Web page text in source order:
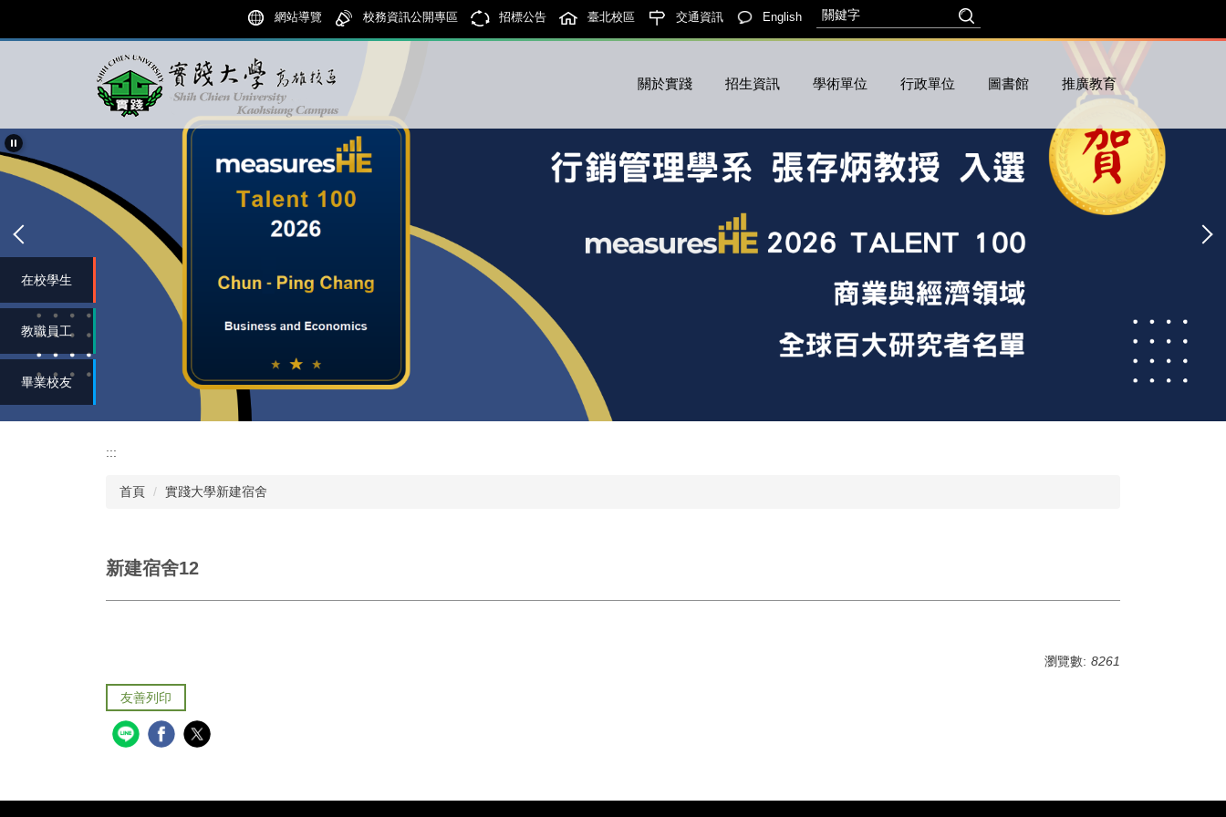
區
網站導覽 校務資訊公開專區 招標公告 臺北校區 交通資訊 English
關於實踐 招生資訊 學術單位 行政單位 圖書館 推廣教育
在校學生
教職員工
畢業校友
:::
首頁 實踐大學新建宿舍
新建宿舍12
瀏覽數: 8261
友善列印